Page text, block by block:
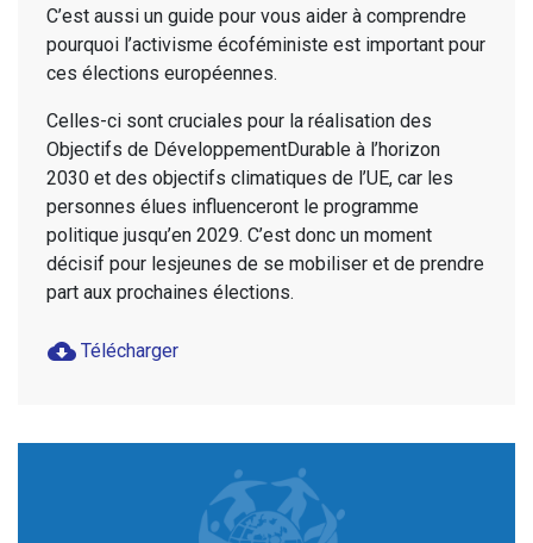
C’est aussi un guide pour vous aider à comprendre
pourquoi l’activisme écoféministe est important pour
ces élections européennes.
Celles-ci sont cruciales pour la réalisation des
Objectifs de DéveloppementDurable à l’horizon
2030 et des objectifs climatiques de l’UE, car les
personnes élues influenceront le programme
politique jusqu’en 2029. C’est donc un moment
décisif pour lesjeunes de se mobiliser et de prendre
part aux prochaines élections.
cloud_download Télécharger